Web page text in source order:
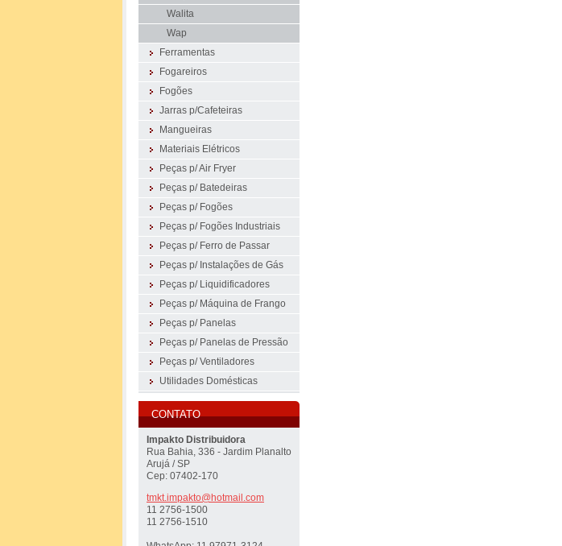
Walita
Wap
Ferramentas
Fogareiros
Fogões
Jarras p/Cafeteiras
Mangueiras
Materiais Elétricos
Peças p/ Air Fryer
Peças p/ Batedeiras
Peças p/ Fogões
Peças p/ Fogões Industriais
Peças p/ Ferro de Passar
Peças p/ Instalações de Gás
Peças p/ Liquidificadores
Peças p/ Máquina de Frango
Peças p/ Panelas
Peças p/ Panelas de Pressão
Peças p/ Ventiladores
Utilidades Domésticas
CONTATO
Impakto Distribuidora
Rua Bahia, 336 - Jardim Planalto
Arujá / SP
Cep: 07402-170
tmkt.impakto@hotmail.com
11 2756-1500
11 2756-1510